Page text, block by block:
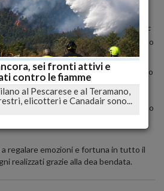
in provincia di Pescara.
in provincia di Chieti.
di euro, è stato assegnato al biglietto F
del valore di 2,5 milioni di euro, è andato
con il biglietto M382938.
di euro, è stato assegnato ad Albuzzano
Il quarto premio, del valore di 1,5
al biglietto C410438 venduto a
premio, da 1 milione di euro, è andato
a Montecolombo, in provincia di
regalare emozioni e fortuna in tutto il
realizzati grazie alla dea bendata.
sei fronti attivi e
contro le fiamme
al Pescarese e al Teramano,
elicotteri e Canadair sono...